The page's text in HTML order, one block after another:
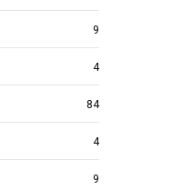
9
4
84
4
9